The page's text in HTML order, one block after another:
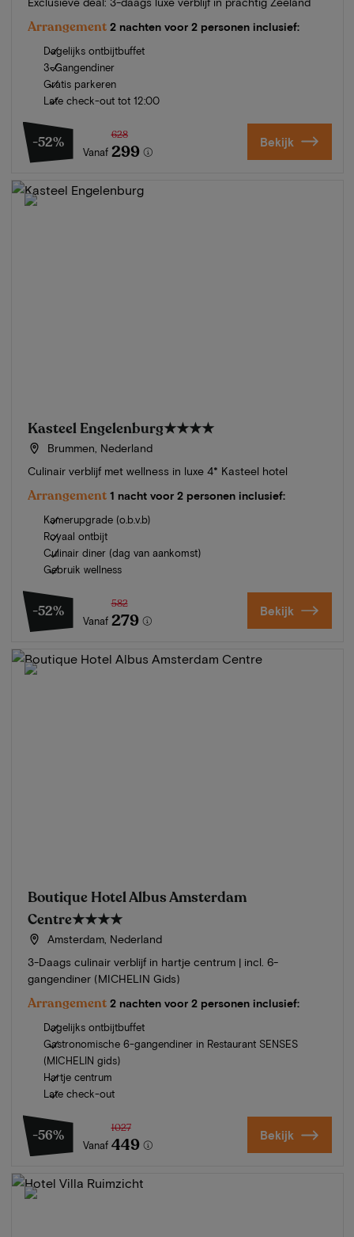
Arrangement 2 nachten voor 2 personen inclusief:
Dagelijks ontbijtbuffet
3-Gangendiner
Gratis parkeren
Late check-out tot 12:00
-52%
Vanaf
628
299 Bekijk
Kasteel Engelenburg★★★★
Brummen, Nederland
Culinair verblijf met wellness in luxe 4* Kasteel hotel
Arrangement 1 nacht voor 2 personen inclusief:
Kamerupgrade (o.b.v.b)
Royaal ontbijt
Culinair diner (dag van aankomst)
Gebruik wellness
-52%
Vanaf
582
279 Bekijk
Boutique Hotel Albus Amsterdam
Centre★★★★
Amsterdam, Nederland
3-Daags culinair verblijf in hartje centrum | incl. 6-
gangendiner (MICHELIN Gids)
Arrangement 2 nachten voor 2 personen inclusief:
Dagelijks ontbijtbuffet
Gastronomische 6-gangendiner in Restaurant SENSES
(MICHELIN gids)
Hartje centrum
Late check-out
-56%
Vanaf
1027
449 Bekijk